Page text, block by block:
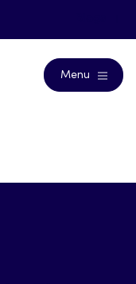
Menu